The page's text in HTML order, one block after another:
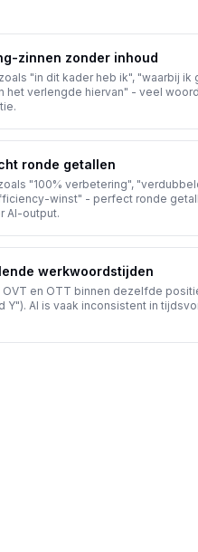
zinnen zonder inhoud
"in dit kader heb ik", "waarbij ik
het verlengde hiervan" - veel
ronde getallen
"100% verbetering",
winst" - perfect ronde
AI-output.
werkwoordstijden
OVT en OTT binnen dezelfde
Y"). AI is vaak inconsistent in